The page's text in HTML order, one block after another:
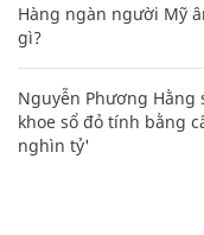
Hàng ngàn người Mỹ
gì?
Nguyễn Phương
khoe sổ đỏ tính bằng
nghìn tỷ'